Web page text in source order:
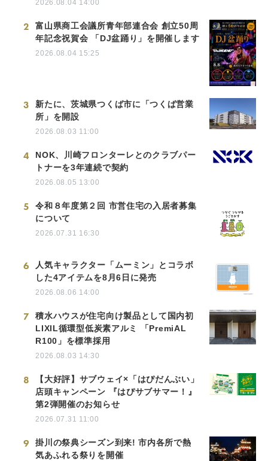
2026.08.04 14:00
2
富山県商工会議所青年部連合会 創立50周
年記念祝賀会 「DJ盆踊り」を開催します
2026.08.04 15:25
3
新たに、茨城県つくば市に「つくば営業
所」を開設
2026.08.03 11:00
4
NOK、川崎フロンターレとのクラブパー
トナーを3年連続で契約
2026.08.05 13:00
5
令和８年度第２回 市営住宅の入居者募集
について
2026.07.31 16:30
6
人気キャラクター「ムーミン」とコラボ
した4アイテムを8月6日に発売
2026.08.06 14:00
7
積水ハウスが住宅向け製品として国内初
LIXIL循環型低炭素アルミ 「PremiAL
R100」を標準採用
2026.08.03 14:30
8
【大好評】サブウェイ×「はぴだんぶい」
店頭キャンペーン 『はぴサブサマー！』
第2弾開催のお知らせ
2026.07.31 11:00
9
掛川の祭典シーズン到来! 市内各所で熱
気あふれる祭りを開催